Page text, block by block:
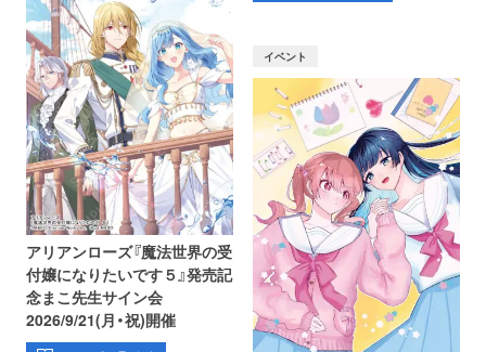
アリアンローズ『魔法世界の受
付嬢になりたいです５』発売記
念まこ先生サイン会
2026/9/21(月・祝)開催
イベント